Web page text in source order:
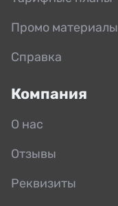
Промо материалы
Справка
Компания
О нас
Отзывы
Реквизиты